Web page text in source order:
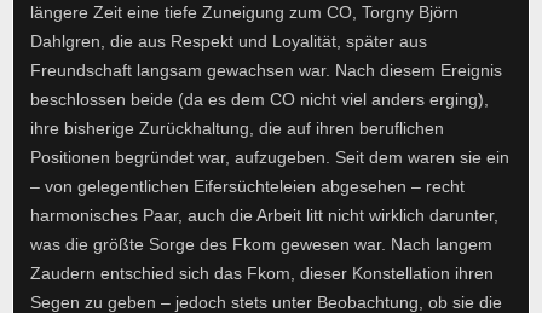
längere Zeit eine tiefe Zuneigung zum CO, Torgny Björn
Dahlgren, die aus Respekt und Loyalität, später aus
Freundschaft langsam gewachsen war. Nach diesem Ereignis
beschlossen beide (da es dem CO nicht viel anders erging),
ihre bisherige Zurückhaltung, die auf ihren beruflichen
Positionen begründet war, aufzugeben. Seit dem waren sie ein
– von gelegentlichen Eifersüchteleien abgesehen – recht
harmonisches Paar, auch die Arbeit litt nicht wirklich darunter,
was die größte Sorge des Fkom gewesen war. Nach langem
Zaudern entschied sich das Fkom, dieser Konstellation ihren
Segen zu geben – jedoch stets unter Beobachtung, ob sie die